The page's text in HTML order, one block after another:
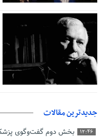
جدیدترین مقالات
12:46 بخش دوم گفت‌وگوی